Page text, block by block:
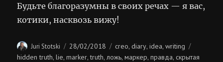
Будьте благоразумны в своих речах — я вас,
котики, насквозь вижу!
Author
Juri Stotski
Posted
on
28/02/2018 Categories
creo,diary,idea,writing
hidden truth,lie,marker,truth, ложь,маркер,правда,скрытая